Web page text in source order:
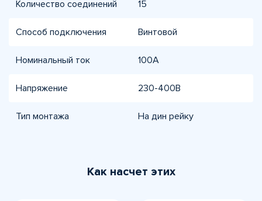
Количество соединений 15
Способ подключения Винтовой
Номинальный ток 100А
Напряжение 230-400В
Тип монтажа На дин рейку
Как насчет этих